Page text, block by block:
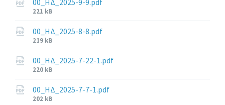
File
size:
221 kB
00_ΗΔ_2025-8-8.pdf
File
size:
219 kB
00_ΗΔ_2025-7-22-1.pdf
File
size:
220 kB
00_ΗΔ_2025-7-7-1.pdf
File
202 kB